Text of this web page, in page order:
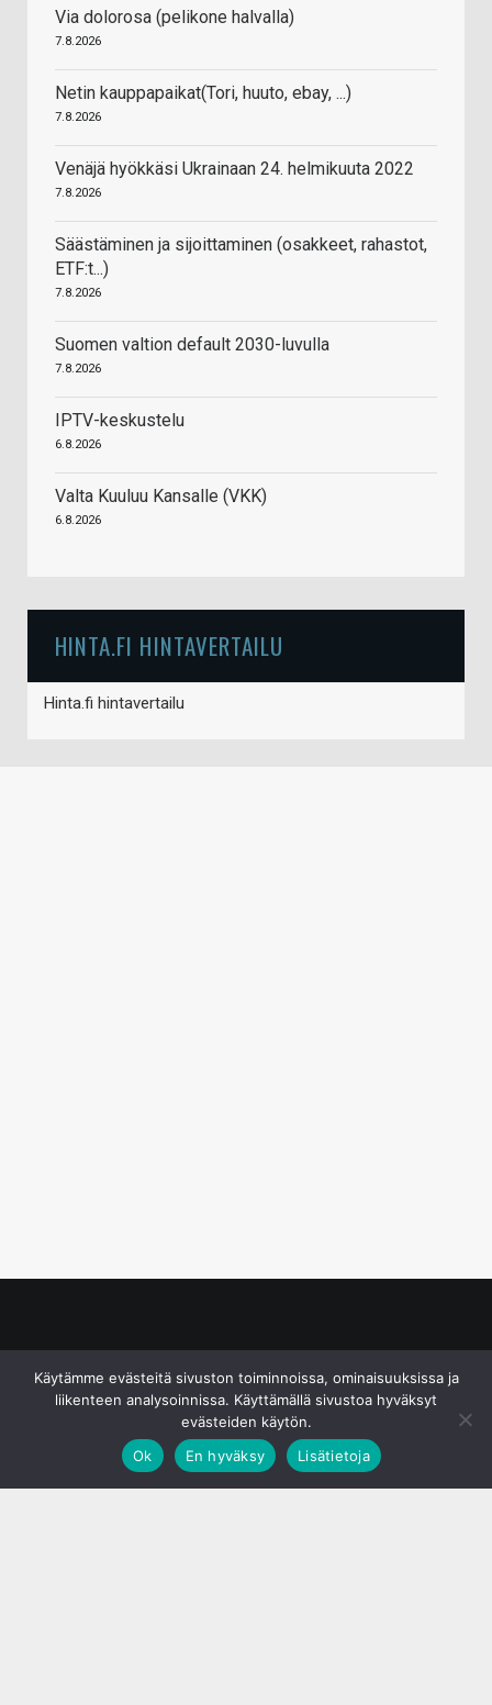
Via dolorosa (pelikone halvalla)
7.8.2026
Netin kauppapaikat(Tori, huuto, ebay, ...)
7.8.2026
Venäjä hyökkäsi Ukrainaan 24. helmikuuta 2022
7.8.2026
Säästäminen ja sijoittaminen (osakkeet, rahastot,
ETF:t...)
7.8.2026
Suomen valtion default 2030-luvulla
7.8.2026
IPTV-keskustelu
6.8.2026
Valta Kuuluu Kansalle (VKK)
6.8.2026
HINTA.FI HINTAVERTAILU
Hinta.fi hintavertailu
Käytämme evästeitä sivuston toiminnoissa, ominaisuuksissa ja
liikenteen analysoinnissa. Käyttämällä sivustoa hyväksyt
evästeiden käytön.
Ok
En hyväksy Lisätietoja